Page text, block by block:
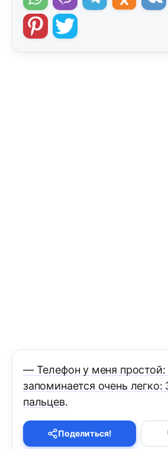
— Телефон у меня
запоминается очень легко:
пальцев.
Поделиться!